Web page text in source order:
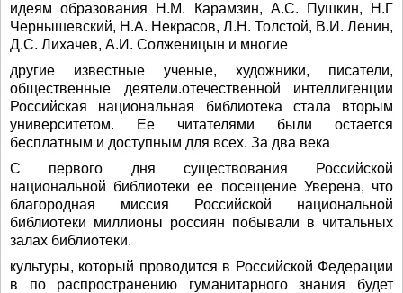
идеям образования Н.М. Карамзин, А.С. Пушкин, Н.Г
Чернышевский, Н.А. Некрасов, Л.Н. Толстой, В.И. Ленин,
Д.С. Лихачев, А.И. Солженицын и многие
другие известные ученые, художники, писатели,
общественные деятели.отечественной интеллигенции
Российская национальная библиотека стала вторым
университетом. Ее читателями были остается
бесплатным и доступным для всех. За два века
С первого дня существования Российской
национальной библиотеки ее посещение Уверена, что
благородная миссия Российской национальной
библиотеки миллионы россиян побывали в читальных
залах библиотеки.
культуры, который проводится в Российской Федерации
в по распространению гуманитарного знания будет